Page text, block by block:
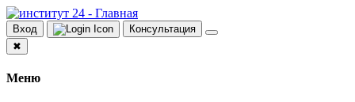
Вход
Консультация
✖
Меню